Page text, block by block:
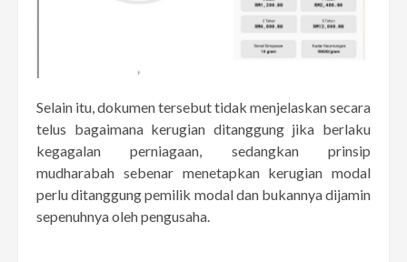
Selain itu, dokumen tersebut tidak menjelaskan secara
telus bagaimana kerugian ditanggung jika berlaku
kegagalan perniagaan, sedangkan prinsip
mudharabah sebenar menetapkan kerugian modal
perlu ditanggung pemilik modal dan bukannya dijamin
sepenuhnya oleh pengusaha.